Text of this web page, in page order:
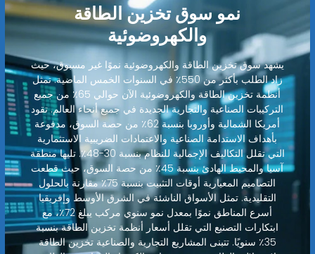
نمو سوق تخزين الطاقة
والكهروضوئية
يشهد سوق تخزين الطاقة والكهروضوئية نموًا غير مسبوق، حيث
زاد الطلب بأكثر من 550٪ في السنوات الخمس الماضية. تمثل
أنظمة تخزين الطاقة والكهروضوئية الآن حوالي 65٪ من جميع
التركيبات الصناعية والتجارية الجديدة في جميع أنحاء العالم. تقود
أمريكا الشمالية وأوروبا بنسبة 62٪ من حصة السوق، مدفوعة
بأهداف الاستدامة الصناعية والاعتمادات الضريبية الاستثمارية
التي تقلل التكاليف الإجمالية للنظام بنسبة 30-48٪. تليها منطقة
آسيا والمحيط الهادئ بنسبة 45٪ من حصة السوق، حيث قطعت
التصاميم المعيارية أوقات التثبيت بنسبة 75٪ مقارنة بالحلول
التقليدية. تمثل الأسواق الناشئة في الشرق الأوسط وإفريقيا
أسرع المناطق نموًا بمعدل نمو سنوي مركب يبلغ 72٪، مع
ابتكارات التصنيع التي تقلل أسعار أنظمة تخزين الطاقة بنسبة
35٪ سنويًا. تتبنى المشاريع التجارية والصناعية تخزين الطاقة